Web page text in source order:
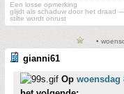
Een losse opmerking
glijdt als schaduw door het draad
stilte wordt onrust
•
gianni61
Op woensdag